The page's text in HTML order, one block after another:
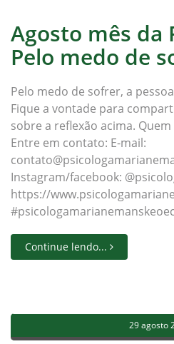
Agosto mês da
Pelo medo de
Pelo medo de sofrer, a
Fique a vontade para
sobre a reflexão acima.
Entre em contato: E-mail:
Instagram/facebook:
https://
Continue lendo...
29 agosto